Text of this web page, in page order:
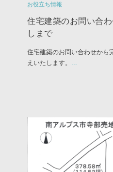
お役立ち情報
住宅建築のお問い合
しまで
住宅建築のお問い合わせから
えいたします。 ...